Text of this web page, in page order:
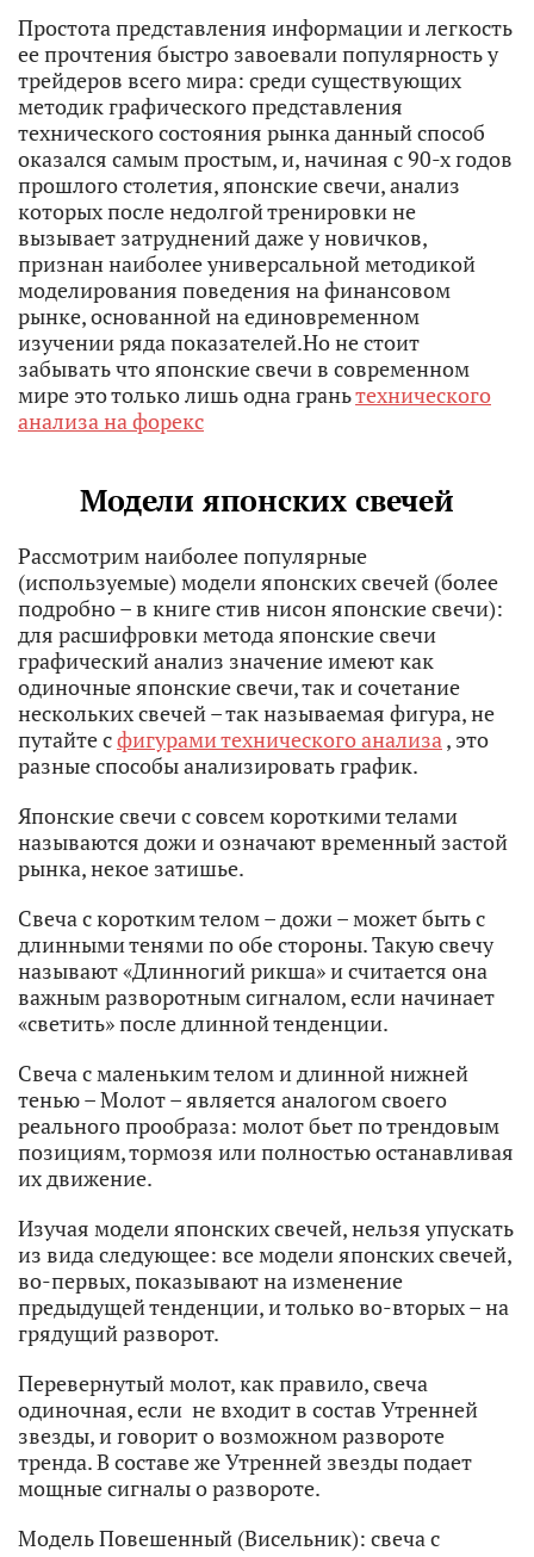
Простота представления информации и легкость
ее прочтения быстро завоевали популярность у
трейдеров всего мира: среди существующих
методик графического представления
технического состояния рынка данный способ
оказался самым простым, и, начиная с 90-х годов
прошлого столетия, японские свечи, анализ
которых после недолгой тренировки не
вызывает затруднений даже у новичков,
признан наиболее универсальной методикой
моделирования поведения на финансовом
рынке, основанной на единовременном
изучении ряда показателей.Но не стоит
забывать что японские свечи в современном
мире это только лишь одна граньтехнического
анализа на форекс
Модели японских свечей
Рассмотрим наиболее популярные
(используемые) модели японских свечей (более
подробно – в книге стив нисон японские свечи):
для расшифровки метода японские свечи
графический анализ значение имеют как
одиночные японские свечи, так и сочетание
нескольких свечей – так называемая фигура, не
путайте сфигурами технического анализа , это
разные способы анализировать график.
Японские свечи с совсем короткими телами
называются дожи и означают временный застой
рынка, некое затишье.
Свеча с коротким телом – дожи – может быть с
длинными тенями по обе стороны. Такую свечу
называют «Длинногий рикша» и считается она
важным разворотным сигналом, если начинает
«светить» после длинной тенденции.
Свеча с маленьким телом и длинной нижней
тенью – Молот – является аналогом своего
реального прообраза: молот бьет по трендовым
позициям, тормозя или полностью останавливая
их движение.
Изучая модели японских свечей, нельзя упускать
из вида следующее: все модели японских свечей,
во-первых, показывают на изменение
предыдущей тенденции, и только во-вторых – на
грядущий разворот.
Перевернутый молот, как правило, свеча
одиночная, если не входит в состав Утренней
звезды, и говорит о возможном развороте
тренда. В составе же Утренней звезды подает
мощные сигналы о развороте.
Модель Повешенный (Висельник): свеча с